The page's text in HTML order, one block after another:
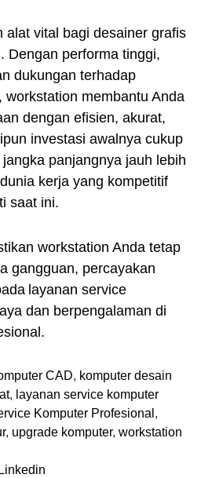
alat vital bagi desainer grafis
Dengan performa tinggi,
dukungan terhadap
membantu Anda
dengan efisien, akurat,
investasi awalnya cukup
panjangnya jauh lebih
kerja yang kompetitif
saat ini.
workstation Anda tetap
gangguan, percayakan
layanan service
dan berpengalaman di
CAD, komputer desain
, layanan service komputer
Komputer Profesional ,
, upgrade komputer, workstation
Linkedin